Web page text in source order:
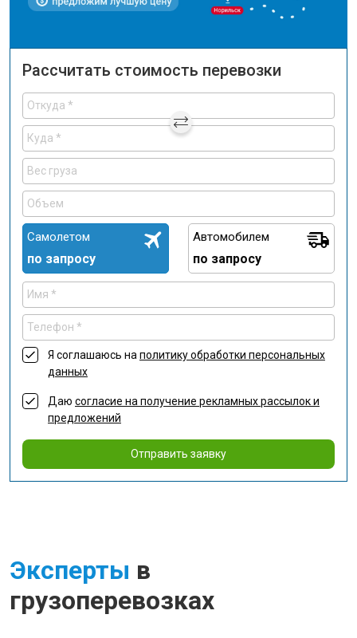
Рассчитать стоимость перевозки
Самолетом
по запросу
Автомобилем
по запросу
Я соглашаюсь наполитику обработки персональных
данных
Даю согласие на получение рекламных рассылок и
предложений
Отправить заявку
Эксперты в
грузоперевозках